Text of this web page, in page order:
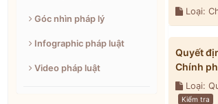
Góc nhìn pháp lý
Infographic pháp luật
Video pháp luật
Loại:
Quyết
Chính
Loại:
Kiểm tra